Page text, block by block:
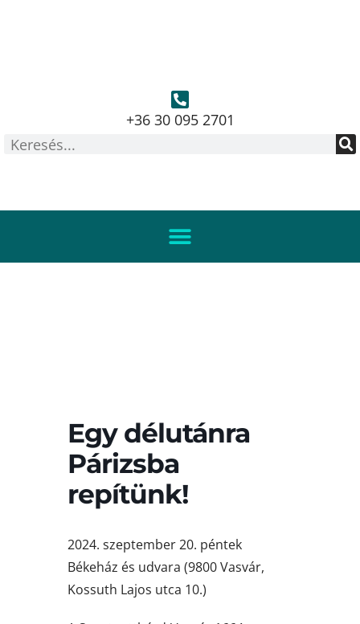
+36 30 095 2701
Egy délutánra
Párizsba
repítünk!
2024. szeptember 20. péntek
Békeház és udvara (9800 Vasvár,
Kossuth Lajos utca 10.)